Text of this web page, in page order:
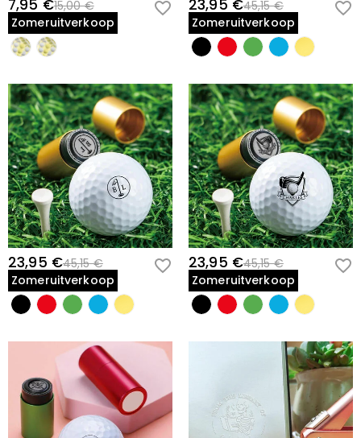
7,95 €15,00 €
Zomeruitverkoop
23,95 €45,15 €
Zomeruitverkoop
23,95 €45,15 €
Zomeruitverkoop
23,95 €45,15 €
Zomeruitverkoop